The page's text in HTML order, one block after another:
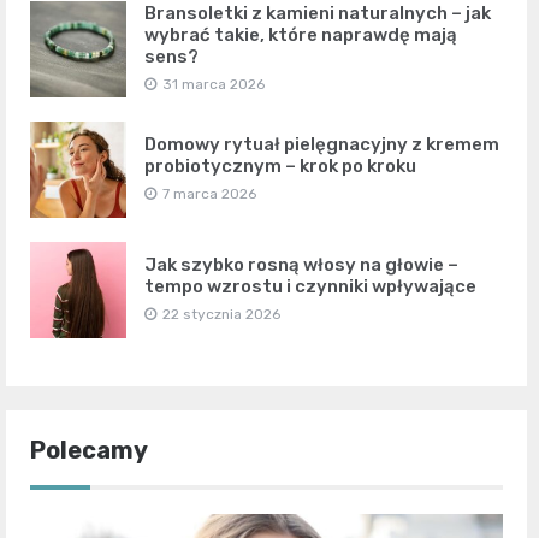
Bransoletki z kamieni naturalnych – jak
wybrać takie, które naprawdę mają
sens?
31 marca 2026
Domowy rytuał pielęgnacyjny z kremem
probiotycznym – krok po kroku
7 marca 2026
Jak szybko rosną włosy na głowie –
tempo wzrostu i czynniki wpływające
22 stycznia 2026
Polecamy